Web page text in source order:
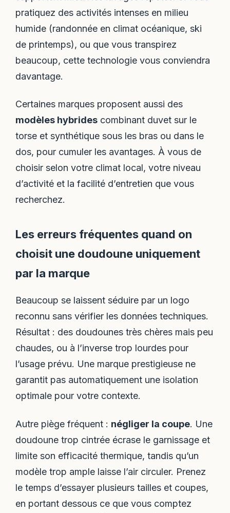
pratiquez des activités intenses en milieu
humide (randonnée en climat océanique, ski
de printemps), ou que vous transpirez
beaucoup, cette technologie vous conviendra
davantage.
Certaines marques proposent aussi des
modèles hybrides combinant duvet sur le
torse et synthétique sous les bras ou dans le
dos, pour cumuler les avantages. À vous de
choisir selon votre climat local, votre niveau
d’activité et la facilité d’entretien que vous
recherchez.
Les erreurs fréquentes quand on
choisit une doudoune uniquement
par la marque
Beaucoup se laissent séduire par un logo
reconnu sans vérifier les données techniques.
Résultat : des doudounes très chères mais peu
chaudes, ou à l’inverse trop lourdes pour
l’usage prévu. Une marque prestigieuse ne
garantit pas automatiquement une isolation
optimale pour votre contexte.
Autre piège fréquent : négliger la coupe. Une
doudoune trop cintrée écrase le garnissage et
limite son efficacité thermique, tandis qu’un
modèle trop ample laisse l’air circuler. Prenez
le temps d’essayer plusieurs tailles et coupes,
en portant dessous ce que vous comptez